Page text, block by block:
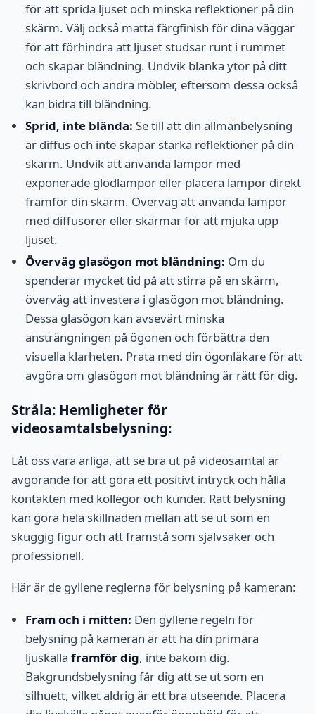
för att sprida ljuset och minska reflektioner på din
skärm. Välj också matta färgfinish för dina väggar
för att förhindra att ljuset studsar runt i rummet
och skapar bländning. Undvik blanka ytor på ditt
skrivbord och andra möbler, eftersom dessa också
kan bidra till bländning.
Sprid, inte blända: Se till att din allmänbelysning
är diffus och inte skapar starka reflektioner på din
skärm. Undvik att använda lampor med
exponerade glödlampor eller placera lampor direkt
framför din skärm. Överväg att använda lampor
med diffusorer eller skärmar för att mjuka upp
ljuset.
Överväg glasögon mot bländning: Om du
spenderar mycket tid på att stirra på en skärm,
överväg att investera i glasögon mot bländning.
Dessa glasögon kan avsevärt minska
ansträngningen på ögonen och förbättra den
visuella klarheten. Prata med din ögonläkare för att
avgöra om glasögon mot bländning är rätt för dig.
Stråla: Hemligheter för
videosamtalsbelysning:
Låt oss vara ärliga, att se bra ut på videosamtal är
avgörande för att göra ett positivt intryck och hålla
kontakten med kollegor och kunder. Rätt belysning
kan göra hela skillnaden mellan att se ut som en
skuggig figur och att framstå som självsäker och
professionell.
Här är de gyllene reglerna för belysning på kameran:
Fram och i mitten: Den gyllene regeln för
belysning på kameran är att ha din primära
ljuskälla framför dig, inte bakom dig.
Bakgrundsbelysning får dig att se ut som en
silhuett, vilket aldrig är ett bra utseende. Placera